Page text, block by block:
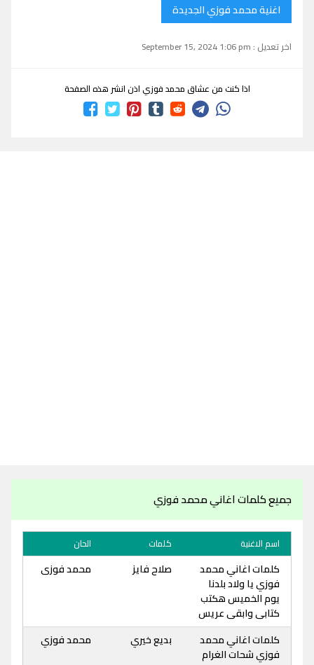
اغنية محمد فوزي الجديدة
اخر تعديل : September 15, 2024 1:06 pm
اذا كنت من عشاق محمد فوزي اذن انشر هذه الصفحة
جميع كلمات اغاني محمد فوزي
اسم الاغنية كلمات الحان
كلمات اغاني محمد
فوزي يا ولاد بلدنا
يوم الخميس هكتب
كتابى وابقى عريس
صلاح فايز محمد فوزى
كلمات اغاني محمد
فوزي شحات الغرام
بديع خيري محمد فوزي